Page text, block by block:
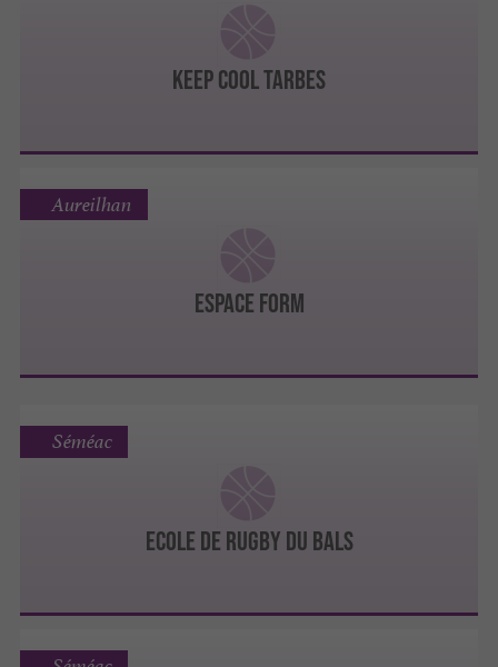
KEEP COOL TARBES
ESPACE FORM
Aureilhan
ECOLE DE RUGBY DU BALS
Séméac